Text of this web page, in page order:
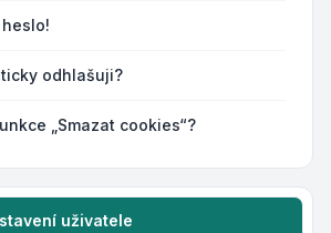
odhlašuji?
„Smazat cookies“?
uživatele